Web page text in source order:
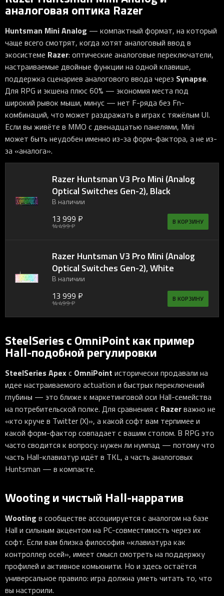
аналоговая оптика Razer
Huntsman Mini Analog — компактный формат, на который
чаще всего смотрят, когда хотят аналоговый ввод в
экосистеме Razer: оптические аналоговые переключатели,
настраиваемые двойные функции на одной клавише,
поддержка сценариев аналогового ввода через Synapse.
Для RPG и экшена плюс 60% — экономия места под
широкий рывок мыши, минус — нет F-ряда без Fn-
комбинаций, что может раздражать в играх с тяжёлым UI.
Если вы живёте в MMO с двенадцатью панелями, Mini
может быть неудобен именно из-за форм-фактора, а не из-
за «аналога».
Razer Huntsman V3 Pro Mini (Analog
Optical Switches Gen-2), Black
В наличии
13 999 ₽
14 499 ₽ В КОРЗИНУ
Razer Huntsman V3 Pro Mini (Analog
Optical Switches Gen-2), White
В наличии
13 999 ₽
14 499 ₽ В КОРЗИНУ
SteelSeries с OmniPoint как пример
Hall-подобной регулировки
SteelSeries Apexс OmniPoint исторически продавали на
идее настраиваемого actuation и быстрых переключений
глубины — это ближе к маркетинговой оси Hall-семейства
на потребительской полке. Для сравнения с Razerважно не
«кто круче в Twitter (X)», а какой софт вам терпимее и
какой форм-фактор совпадает с вашим столом. В RPG это
часто сводится к вопросу: нужен ли нумпад — потому что
часть Hall-клавиатур идёт в TKL, а часть аналоговых
Huntsman — в компакте.
Wooting и чистый Hall-нарратив
Wooting в сообществе ассоциируется с аналогом на базе
Hall и сильным акцентом на PC-совместимость через их
софт. Если вам близка философия «клавиатура как
контроллер осей», имеет смысл смотреть на поддержку
профилей и активное комьюнити. Но и здесь остаётся
универсальное правило: игра должна уметь читать то, что
вы настроили.